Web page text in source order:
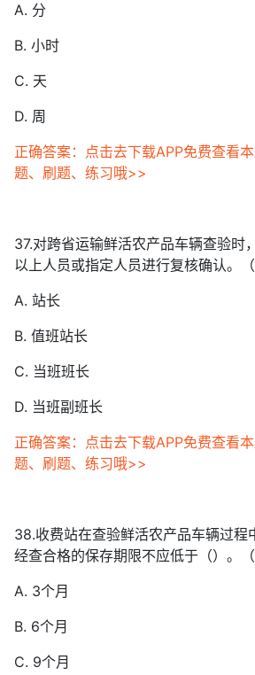
A. 分
B. 小时
C. 天
D. 周
正确答案：点击去下载APP免费查看
题、刷题、练习哦>>
37.对跨省运输鲜活农产品车辆查验时
以上人员或指定人员进行复核确认。（
A. 站长
B. 值班站长
C. 当班班长
D. 当班副班长
正确答案：点击去下载APP免费查看
题、刷题、练习哦>>
38.收费站在查验鲜活农产品车辆过程
经查合格的保存期限不应低于（）。（
A. 3个月
B. 6个月
C. 9个月